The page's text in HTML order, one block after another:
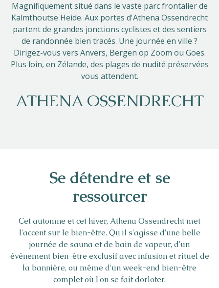
Magnifiquement situé dans le vaste parc frontalier de
Kalmthoutse Heide. Aux portes d'Athena Ossendrecht
partent de grandes jonctions cyclistes et des sentiers
de randonnée bien tracés. Une journée en ville ?
Dirigez-vous vers Anvers, Bergen op Zoom ou Goes.
Plus loin, en Zélande, des plages de nudité préservées
vous attendent.
ATHENA OSSENDRECHT
Se détendre et se
ressourcer
Cet automne et cet hiver, Athena Ossendrecht met
l'accent sur le bien-être. Qu'il s'agisse d'une belle
journée de sauna et de bain de vapeur, d'un
événement bien-être exclusif avec infusion et rituel de
la bannière, ou même d'un week-end bien-être
complet où l'on se fait dorloter.